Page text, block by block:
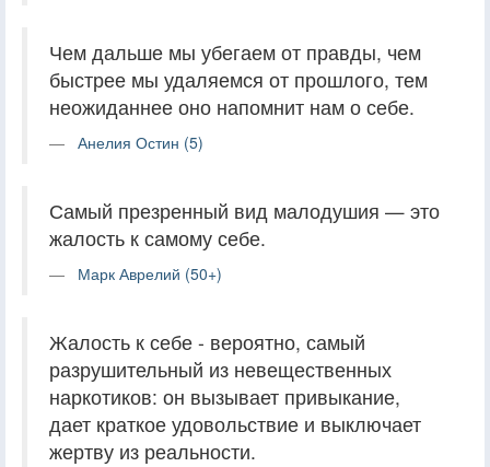
Чем дальше мы убегаем от правды, чем
быстрее мы удаляемся от прошлого, тем
неожиданнее оно напомнит нам о себе.
Анелия Остин (5)
Самый презренный вид малодушия — это
жалость к самому себе.
Марк Аврелий (50+)
Жалость к себе - вероятно, самый
разрушительный из невещественных
наркотиков: он вызывает привыкание,
дает краткое удовольствие и выключает
жертву из реальности.